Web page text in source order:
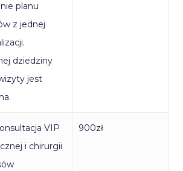
planu
z jednej
dziedziny
jest
VIP
i chirurgii
900zł